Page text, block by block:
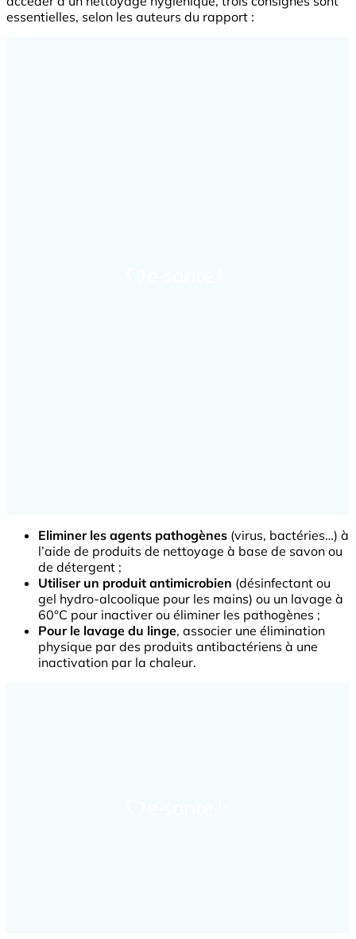
essentielles, selon les auteurs du rapport :
Eliminer les agents pathogènes (virus, bactéries…) à
l’aide de produits de nettoyage à base de savon ou
de détergent ;
Utiliser un produit antimicrobien (désinfectant ou
gel hydro-alcoolique pour les mains) ou un lavage à
60°C pour inactiver ou éliminer les pathogènes ;
Pour le lavage du linge, associer une élimination
physique par des produits antibactériens à une
inactivation par la chaleur.